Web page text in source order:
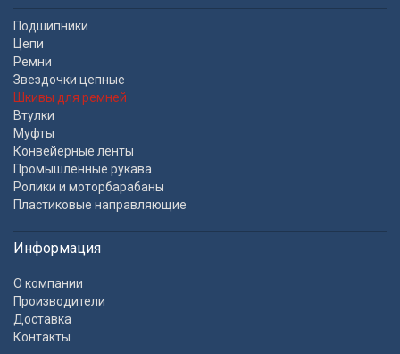
Подшипники
Цепи
Ремни
Звездочки цепные
Шкивы для ремней
Втулки
Муфты
Конвейерные ленты
Промышленные рукава
Ролики и моторбарабаны
Пластиковые направляющие
Информация
О компании
Производители
Доставка
Контакты